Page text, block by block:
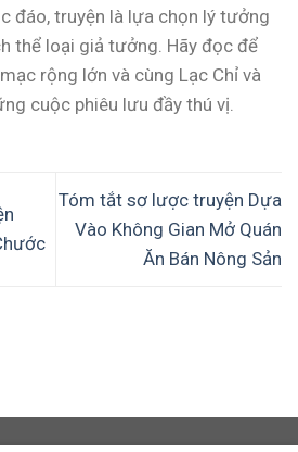
đáo, truyện là lựa chọn lý tưởng
thể loại giả tưởng. Hãy đọc để
rộng lớn và cùng Lạc Chỉ và
cuộc phiêu lưu đầy thú vị.
Tóm tắt sơ lược truyện Dựa
Vào Không Gian Mở Quán
Ăn Bán Nông Sản